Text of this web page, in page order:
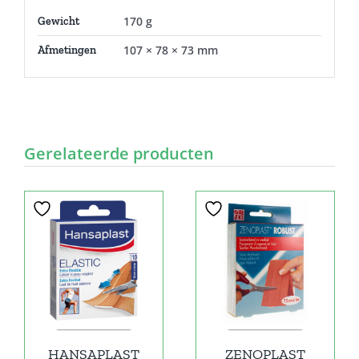
Gewicht 170 g
Afmetingen 107 × 78 × 73 mm
Gerelateerde producten
HANSAPLAST ZENOPLAST